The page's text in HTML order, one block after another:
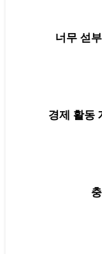
너무 섣
경제 활동